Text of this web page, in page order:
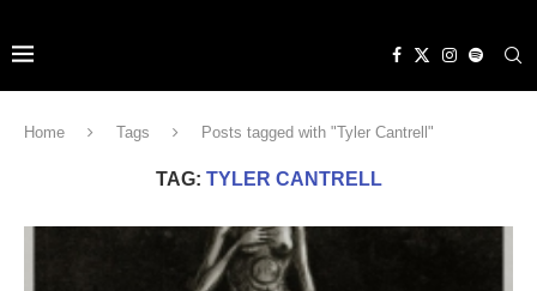
Home Tags Posts tagged with "Tyler Cantrell"
TAG: TYLER CANTRELL